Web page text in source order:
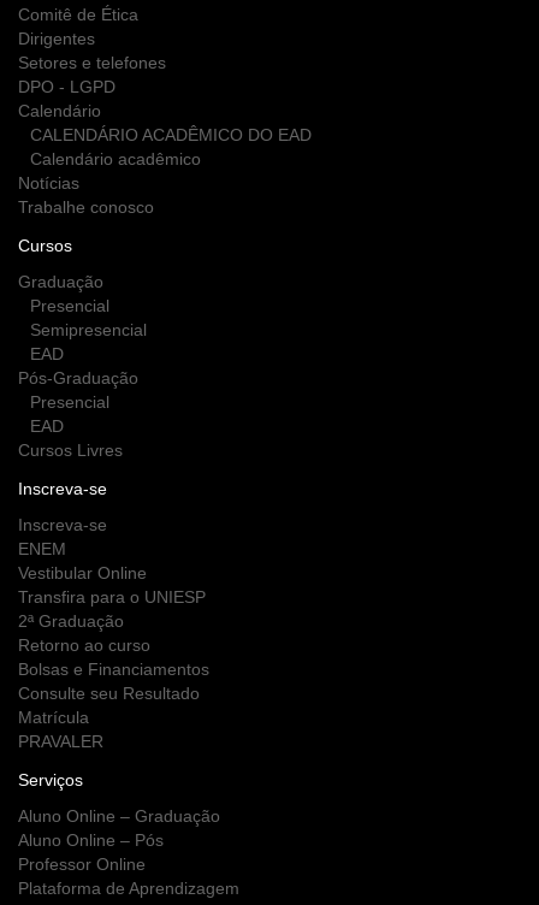
Comitê de Ética
Dirigentes
Setores e telefones
DPO - LGPD
Calendário
CALENDÁRIO ACADÊMICO DO EAD
Calendário acadêmico
Notícias
Trabalhe conosco
Cursos
Graduação
Presencial
Semipresencial
EAD
Pós-Graduação
Presencial
EAD
Cursos Livres
Inscreva-se
Inscreva-se
ENEM
Vestibular Online
Transfira para o UNIESP
2ª Graduação
Retorno ao curso
Bolsas e Financiamentos
Consulte seu Resultado
Matrícula
PRAVALER
Serviços
Aluno Online – Graduação
Aluno Online – Pós
Professor Online
Plataforma de Aprendizagem